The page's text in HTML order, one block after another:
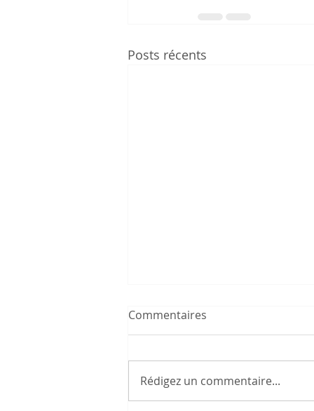
Posts récents
Commentaires
Rédigez un commentaire...